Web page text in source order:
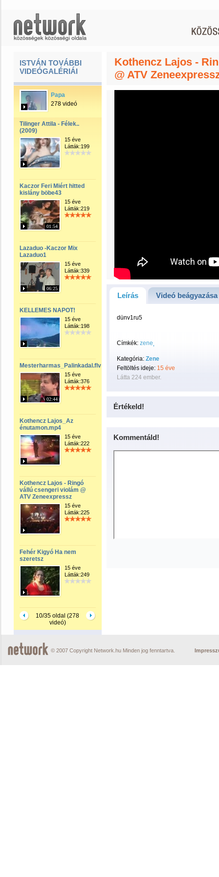
ISTVÁN TOVÁBBI
VIDEÓGALÉRIÁI
Papa
278 videó
Tilinger Attila - Félek..
(2009)
15 éve
Látták:199
Kaczor Feri Miért hitted
kislány böbe43
01:54
15 éve
Látták:219
Lazaduo -Kaczor Mix
Lazaduo1
06:25
15 éve
Látták:339
KELLEMES NAPOT!
15 éve
Látták:198
Mesterharmas_Palinkadal.flv
02:44
15 éve
Látták:376
Kothencz Lajos_Az
énutamon.mp4
15 éve
Látták:222
Kothencz Lajos - Ringó
vállú csengeri violám @
ATV Zeneexpressz
15 éve
Látták:225
Fehér Kigyó Ha nem
szeretsz
15 éve
Látták:249
10/35 oldal (278
videó)
Kothencz Lajos -
@ ATV
Leírás Videó beágyazása
dünv1ru5
Címkék: zene
Kategória: Zene
Feltöltés ideje: 15 éve
Látta 224 ember.
Értékeld!
Kommentáld!
© 2007 Copyright Network.hu Minden jog fenntartva.